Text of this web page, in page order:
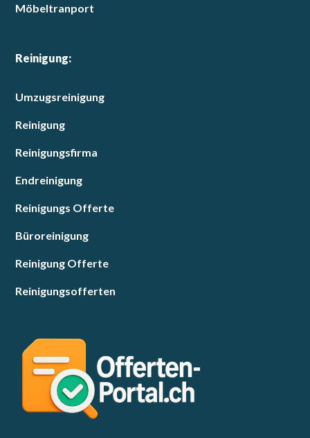
Möbeltranport
Reinigung:
Umzugsreinigung
Reinigung
Reinigungsfirma
Endreinigung
Reinigungs Offerte
Büroreinigung
Reinigung Offerte
Reinigungsofferten